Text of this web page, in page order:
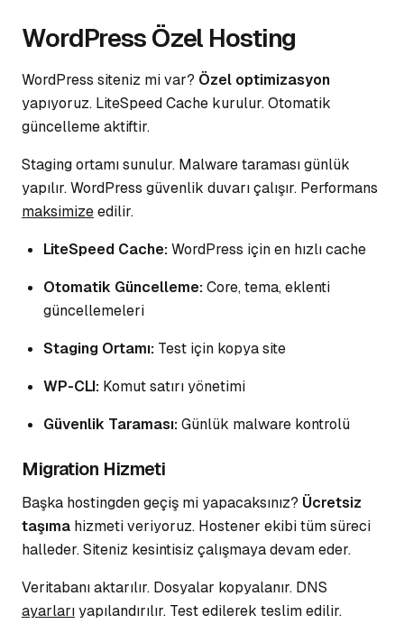
WordPress Özel Hosting
WordPress siteniz mi var? Özel optimizasyon
yapıyoruz. LiteSpeed Cache kurulur. Otomatik
güncelleme aktiftir.
Staging ortamı sunulur. Malware taramasıgünlük
yapılır. WordPress güvenlik duvarı çalışır. Performans
maksimizeedilir.
LiteSpeed Cache:WordPress için en hızlı cache
Otomatik Güncelleme:Core, tema, eklenti
güncellemeleri
Staging Ortamı: Test için kopya site
WP-CLI: Komut satırı yönetimi
Güvenlik Taraması:Günlük malware kontrolü
Migration Hizmeti
Başka hostingden geçiş mi yapacaksınız? Ücretsiz
taşıma hizmeti veriyoruz. Hostener ekibi tüm süreci
halleder. Siteniz kesintisiz çalışmayadevam eder.
Veritabanı aktarılır. Dosyalar kopyalanır. DNS
ayarlarıyapılandırılır. Test edilerek teslim edilir.